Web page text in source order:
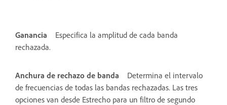
Ganancia
Especifica la amplitud de cada banda
rechazada.
Anchura de rechazo de banda
Determina el intervalo
de frecuencias de todas las bandas rechazadas. Las tres
opciones van desde Estrecho para un filtro de segundo